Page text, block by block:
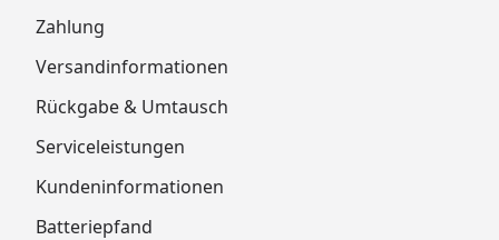
Zahlung
Versandinformationen
Rückgabe & Umtausch
Serviceleistungen
Kundeninformationen
Batteriepfand